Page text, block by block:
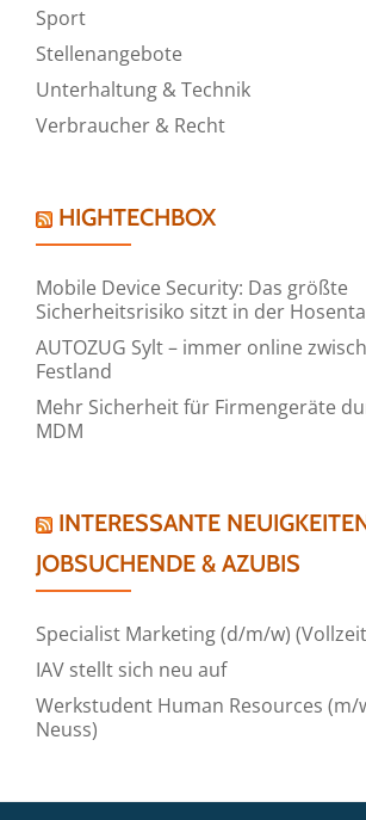
Sport
Stellenangebote
Unterhaltung & Technik
Verbraucher & Recht
HIGHTECHBOX
Mobile Device Security: Das größte
Sicherheitsrisiko sitzt in der
AUTOZUG Sylt – immer online
Festland
Mehr Sicherheit für Firmengeräte
MDM
INTERESSANTE
JOBSUCHENDE & AZUBIS
Specialist Marketing (d/m/w)
IAV stellt sich neu auf
Werkstudent Human Resources (m/
Neuss)